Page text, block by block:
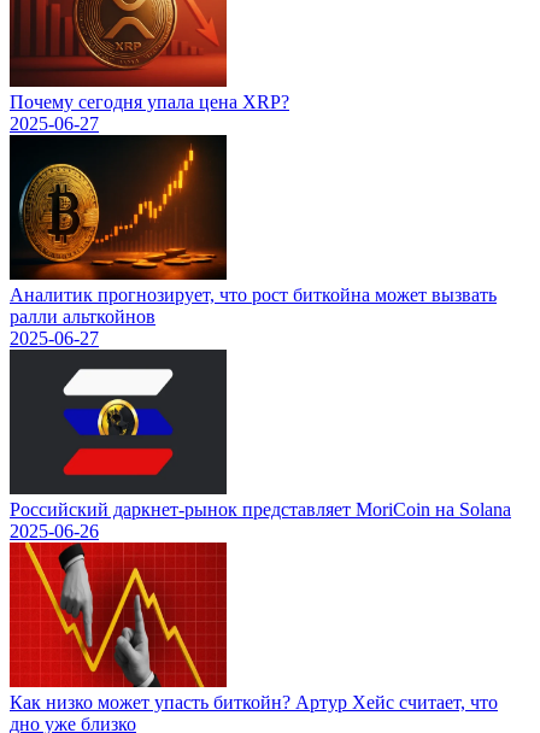
Почему сегодня упала цена XRP?
2025-06-27
Аналитик прогнозирует, что рост биткойна может вызвать
ралли альткойнов
2025-06-27
Российский даркнет-рынок представляет MoriCoin на Solana
2025-06-26
Как низко может упасть биткойн? Артур Хейс считает, что
дно уже близко